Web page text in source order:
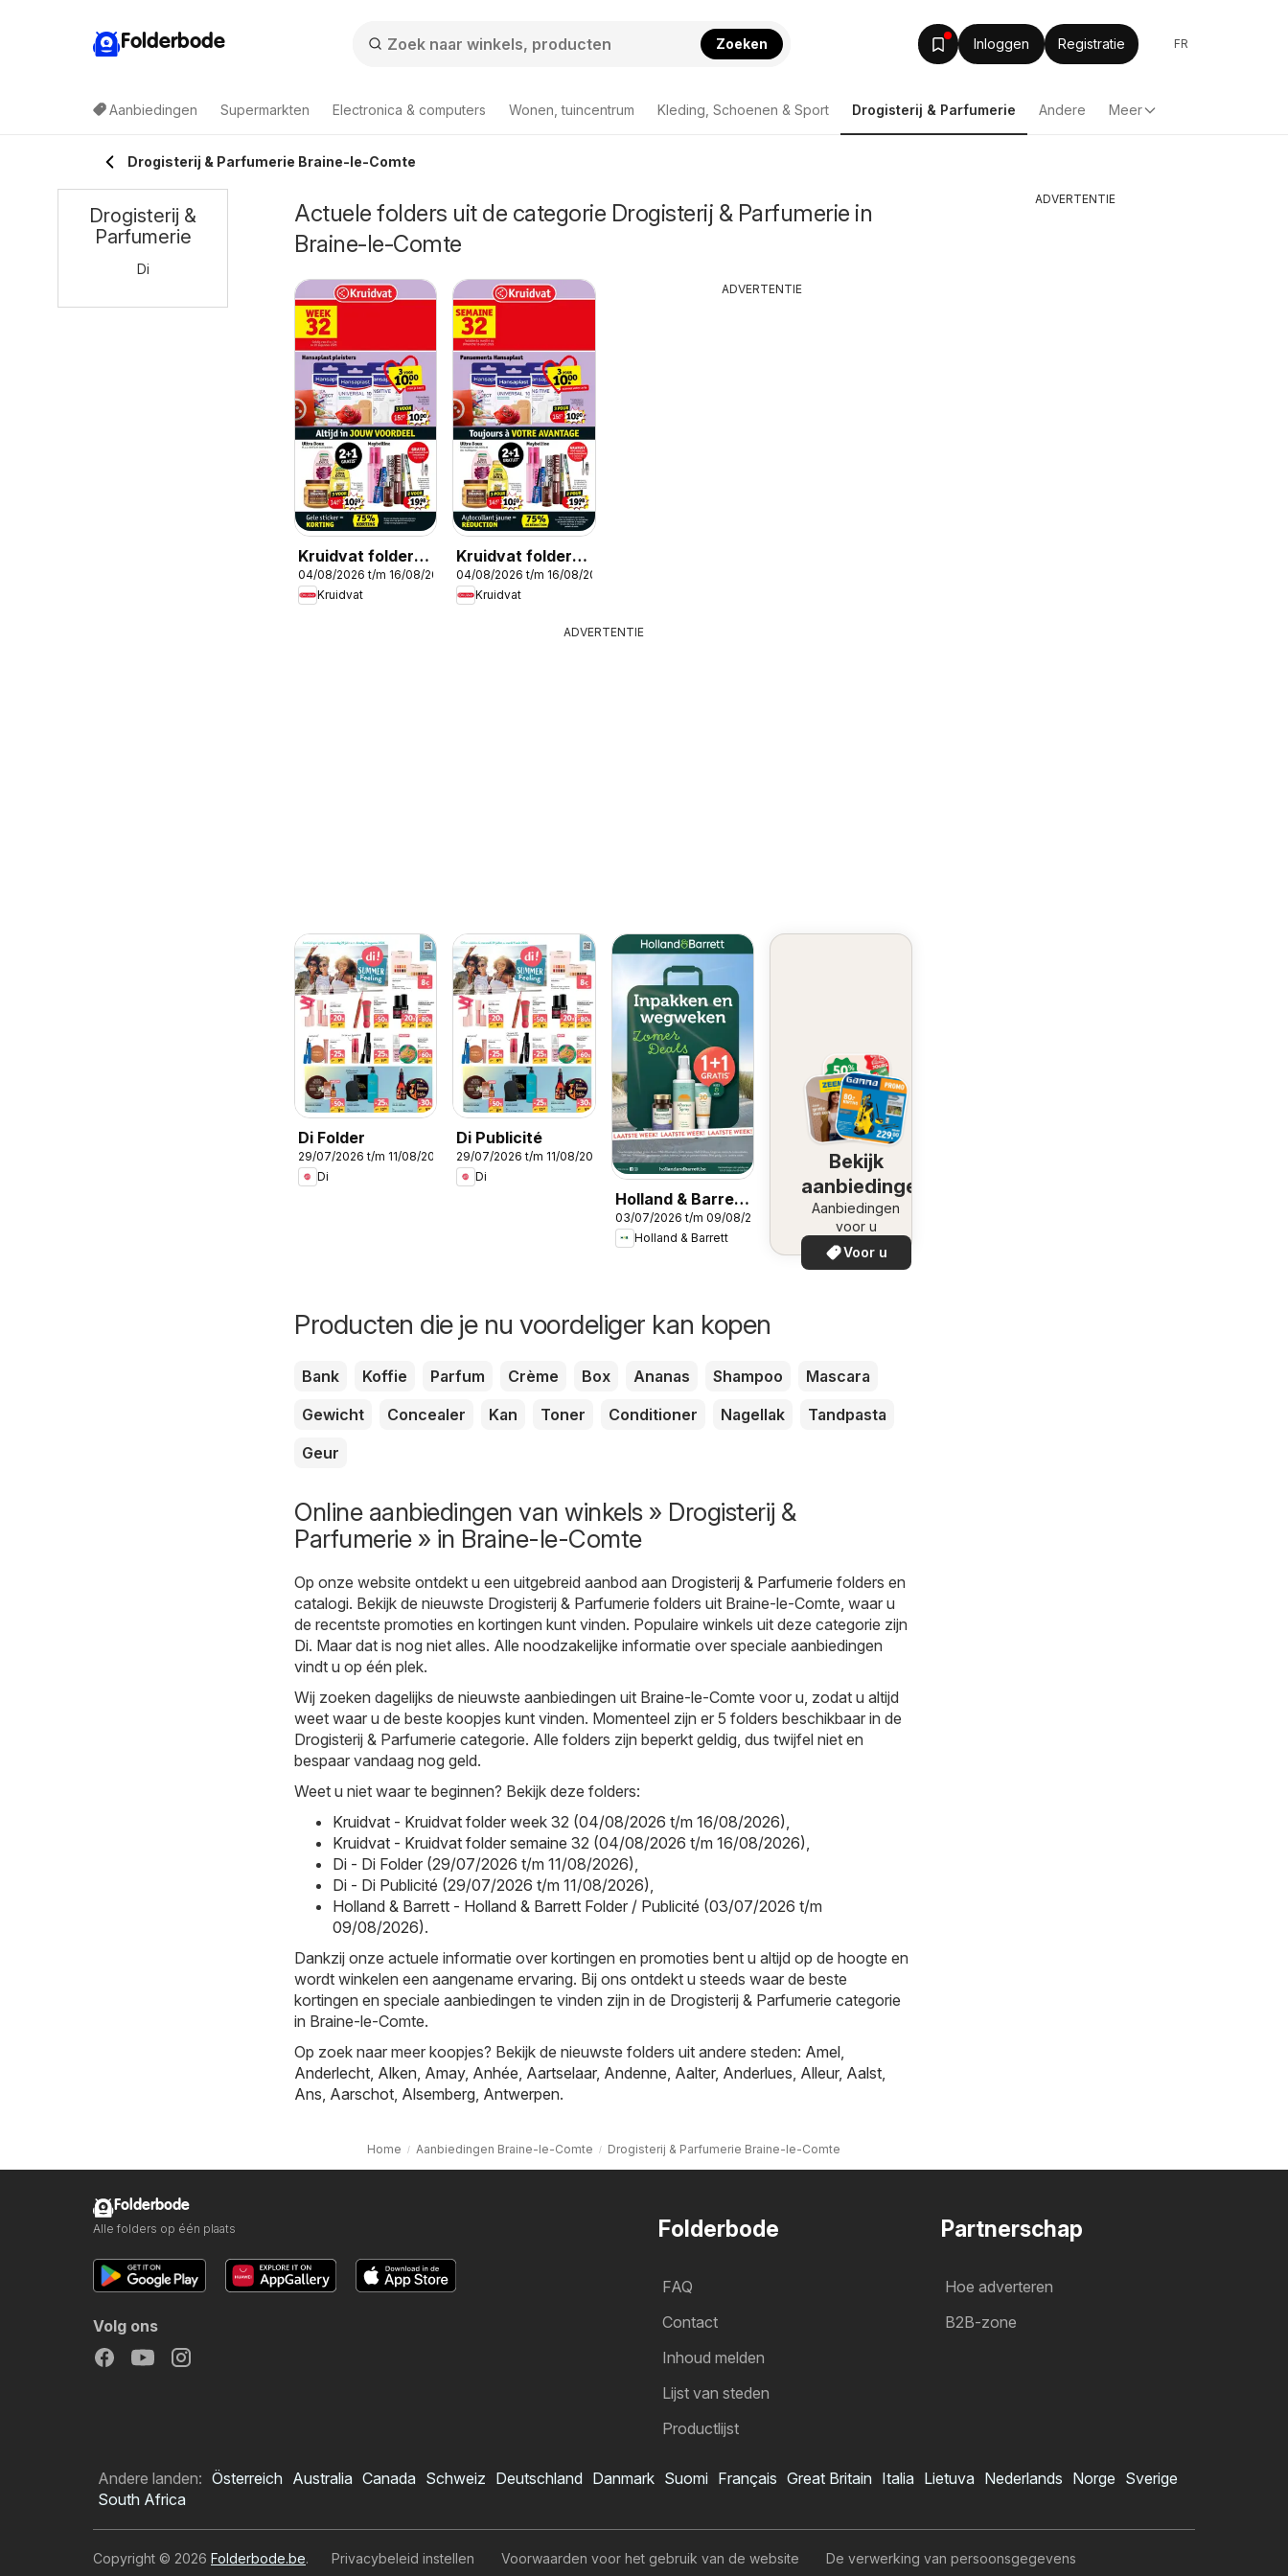
Folderbode Zoeken Inloggen Registratie FR
Aanbiedingen Supermarkten Electronica & computers Wonen, tuincentrum Kleding, Schoenen & Sport Drogisterij & Parfumerie Andere Meer
Drogisterij & Parfumerie Braine-le-Comte
Actuele folders uit de categorie Drogisterij & Parfumerie in
Braine-le-Comte
Kruidvat folder
week 32
04/08/2026 t/m 16/08/2026
Kruidvat
Kruidvat folder
semaine 32
04/08/2026 t/m 16/08/2026
Kruidvat
ADVERTENTIE
ADVERTENTIE
Di Folder
29/07/2026 t/m 11/08/2026
Di
Di Publicité
29/07/2026 t/m 11/08/2026
Di
Holland & Barrett
Folder / Publicité
03/07/2026 t/m 09/08/2026
Holland & Barrett
Bekijk
aanbiedingen
Aanbiedingen
voor u
Voor u
Producten die je nu voordeliger kan kopen
Bank Koffie Parfum Crème Box Ananas Shampoo
Mascara
Gewicht
Concealer Kan Toner Conditioner Nagellak
Tandpasta
Geur
Online aanbiedingen van winkels » Drogisterij &
Parfumerie » in Braine-le-Comte
Op onze website ontdekt u een uitgebreid aanbod aan Drogisterij & Parfumerie folders en
catalogi. Bekijk de nieuwste Drogisterij & Parfumerie folders uit Braine-le-Comte, waar u
de recentste promoties en kortingen kunt vinden. Populaire winkels uit deze categorie zijn
Di. Maar dat is nog niet alles. Alle noodzakelijke informatie over speciale aanbiedingen
vindt u op één plek.
Wij zoeken dagelijks de nieuwste aanbiedingen uit Braine-le-Comte voor u, zodat u altijd
weet waar u de beste koopjes kunt vinden. Momenteel zijn er 5 folders beschikbaar in de
Drogisterij & Parfumerie categorie. Alle folders zijn beperkt geldig, dus twijfel niet en
bespaar vandaag nog geld.
Weet u niet waar te beginnen? Bekijk deze folders:
Kruidvat - Kruidvat folder week 32 (04/08/2026 t/m 16/08/2026)
Kruidvat - Kruidvat folder semaine 32 (04/08/2026 t/m 16/08/2026)
Di - Di Folder (29/07/2026 t/m 11/08/2026)
Di - Di Publicité (29/07/2026 t/m 11/08/2026)
Holland & Barrett - Holland & Barrett Folder / Publicité (03/07/2026 t/m
09/08/2026).
Dankzij onze actuele informatie over kortingen en promoties bent u altijd op de hoogte en
wordt winkelen een aangename ervaring. Bij ons ontdekt u steeds waar de beste
kortingen en speciale aanbiedingen te vinden zijn in de Drogisterij & Parfumerie categorie
in Braine-le-Comte.
Op zoek naar meer koopjes? Bekijk de nieuwste folders uit andere steden: Amel
Anderlecht Alken Amay, Anhée Aartselaar, Andenne Aalter, Anderlues Alleur, Aalst
Ans Aarschot Alsemberg Antwerpen.
Home Aanbiedingen Braine-le-Comte Drogisterij & Parfumerie Braine-le-Comte
Drogisterij &
Parfumerie
Di
ADVERTENTIE
Folderbode
FAQ
Contact
Inhoud melden
Lijst van steden
Productlijst
Partnerschap
Hoe adverteren
B2B-zone
Folderbode
Alle folders op één plaats
Volg ons
Andere landen: Österreich Australia Canada Schweiz Deutschland Danmark Suomi Français Great Britain Italia Lietuva Nederlands Norge Sverige
South Africa
Copyright © 2026 Folderbode.be. Privacybeleid instellen Voorwaarden voor het gebruik van de website De verwerking van persoonsgegevens